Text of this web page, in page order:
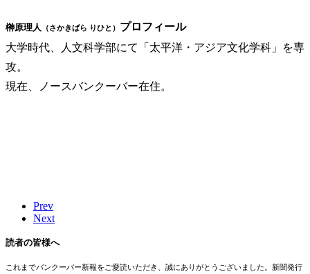
榊原理人 （さかきばら りひと） プロフィール
大学時代、人文科学部にて「太平洋・アジア文化学科」を専
攻。
現在、ノースバンクーバー在住。
Prev
Next
読者の皆様へ
これまでバンクーバー新報をご愛読いただき、誠にありがとうございました。新聞発行